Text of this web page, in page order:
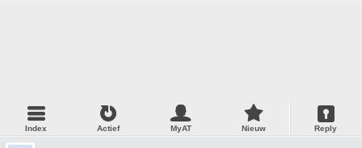
Index Actief MyAT Nieuw Reply